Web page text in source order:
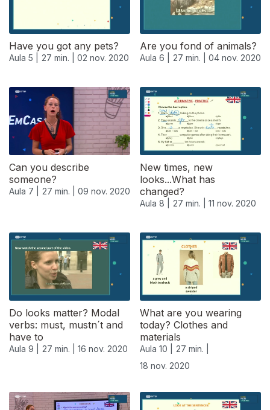
Have you got any pets?
Aula 5 | 27 min. | 02 nov. 2020
Are you fond of animals?
Aula 6 | 27 min. | 04 nov. 2020
Can you describe
someone?
Aula 7 | 27 min. | 09 nov. 2020
New times, new
looks...What has
changed?
Aula 8 | 27 min. | 11 nov. 2020
Do looks matter? Modal
verbs: must, mustn´t and
have to
Aula 9 | 27 min. | 16 nov. 2020
What are you wearing
today? Clothes and
materials
Aula 10 |
27 min. |
18 nov. 2020
508184